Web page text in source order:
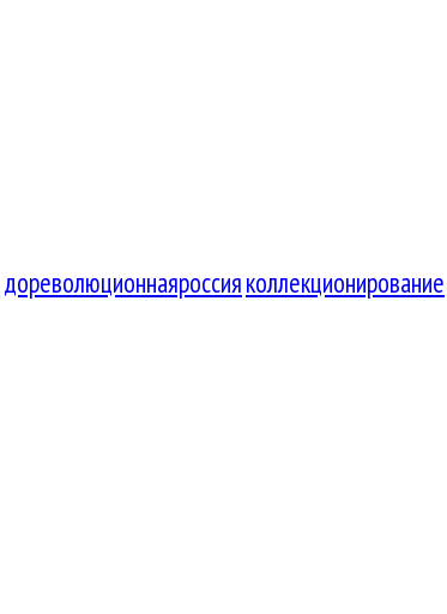
дореволюционнаяроссияколлекционирование